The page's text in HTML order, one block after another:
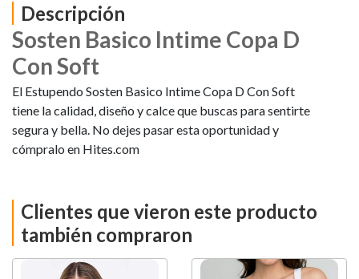
Descripción
Sosten Basico Intime Copa D
Con Soft
El Estupendo Sosten Basico Intime Copa D Con Soft
tiene la calidad, diseño y calce que buscas para sentirte
segura y bella. No dejes pasar esta oportunidad y
cómpralo en Hites.com
Clientes que vieron este producto
también compraron